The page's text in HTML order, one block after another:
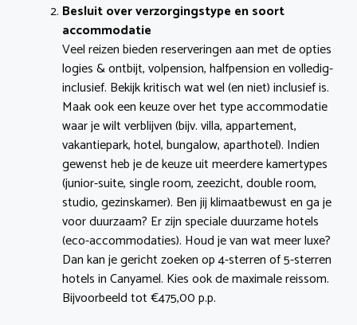
Besluit over verzorgingstype en soort
accommodatie
Veel reizen bieden reserveringen aan met de opties
logies & ontbijt, volpension, halfpension en volledig-
inclusief. Bekijk kritisch wat wel (en niet) inclusief is.
Maak ook een keuze over het type accommodatie
waar je wilt verblijven (bijv. villa, appartement,
vakantiepark, hotel, bungalow, aparthotel). Indien
gewenst heb je de keuze uit meerdere kamertypes
(junior-suite, single room, zeezicht, double room,
studio, gezinskamer). Ben jij klimaatbewust en ga je
voor duurzaam? Er zijn speciale duurzame hotels
(eco-accommodaties). Houd je van wat meer luxe?
Dan kan je gericht zoeken op 4-sterren of 5-sterren
hotels in Canyamel. Kies ook de maximale reissom.
Bijvoorbeeld tot €475,00 p.p.